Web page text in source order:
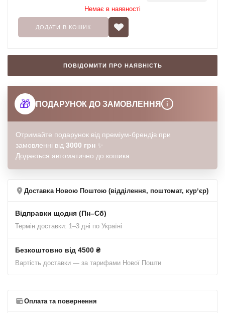
Немає в наявностi
ДОДАТИ В КОШИК
ПОВІДОМИТИ ПРО НАЯВНІСТЬ
🎁 ПОДАРУНОК ДО ЗАМОВЛЕННЯ i
Отримайте подарунок від преміум-брендів при
замовленні від 3000 грн ✨
Додається автоматично до кошика
Доставка Новою Поштою (відділення, поштомат, курʼєр)
Відправки щодня (Пн–Сб)
Термін доставки: 1–3 дні по Україні
Безкоштовно від 4500 ₴
Вартість доставки — за тарифами Нової Пошти
Оплата та повернення